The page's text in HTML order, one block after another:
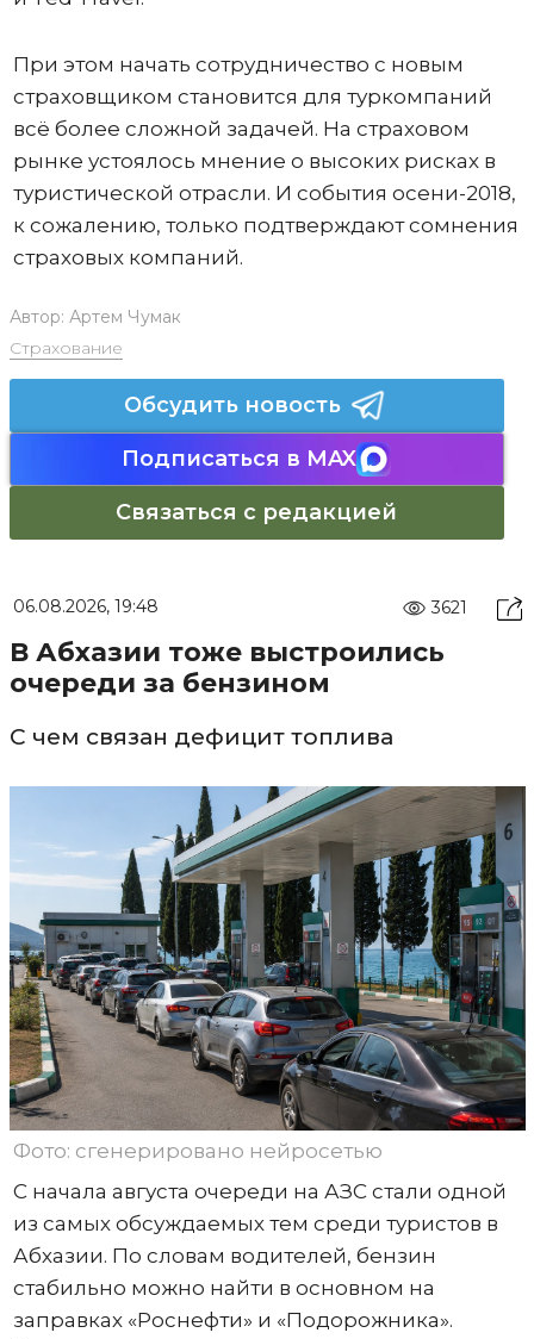
При этом начать сотрудничество с новым
страховщиком становится для туркомпаний
всё более сложной задачей. На страховом
рынке устоялось мнение о высоких рисках в
туристической отрасли. И события осени-2018,
к сожалению, только подтверждают сомнения
страховых компаний.
Автор: Артем Чумак
Страхование
Обсудить новость
Подписаться в MAX
Связаться с редакцией
06.08.2026, 19:48 3621
В Абхазии тоже выстроились
очереди за бензином
С чем связан дефицит топлива
Фото: сгенерировано нейросетью
С начала августа очереди на АЗС стали одной
из самых обсуждаемых тем среди туристов в
Абхазии. По словам водителей, бензин
стабильно можно найти в основном на
заправках «Роснефти» и «Подорожника».